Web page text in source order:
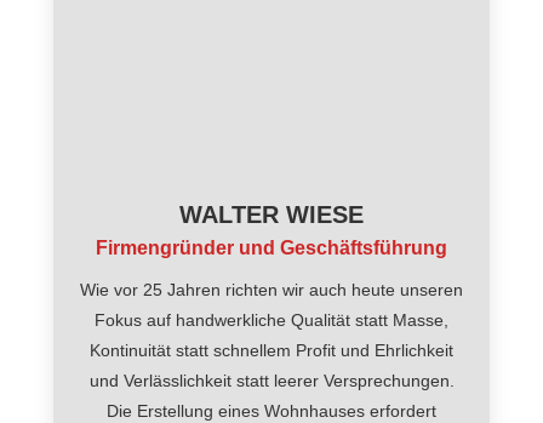
WALTER WIESE
Firmengründer und Geschäftsführung
Wie vor 25 Jahren richten wir auch heute unseren
Fokus auf handwerkliche Qualität statt Masse,
Kontinuität statt schnellem Profit und Ehrlichkeit
und Verlässlichkeit statt leerer Versprechungen.
Die Erstellung eines Wohnhauses erfordert